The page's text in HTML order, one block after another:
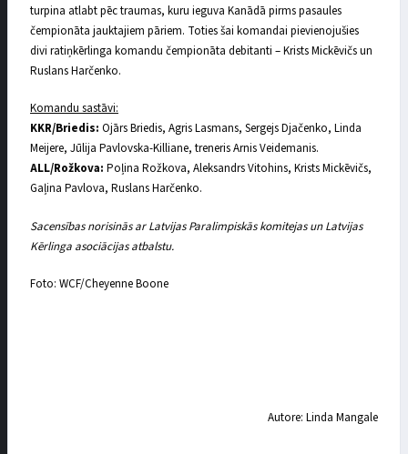
turpina atlabt pēc traumas, kuru ieguva Kanādā pirms pasaules
čempionāta jauktajiem pāriem. Toties šai komandai pievienojušies
divi ratiņkērlinga komandu čempionāta debitanti – Krists Mickēvičs un
Ruslans Harčenko.
Komandu sastāvi:
KKR/Briedis: Ojārs Briedis, Agris Lasmans, Sergejs Djačenko, Linda
Meijere, Jūlija Pavlovska-Killiane, treneris Arnis Veidemanis.
ALL/Rožkova: Poļina Rožkova, Aleksandrs Vitohins, Krists Mickēvičs,
Gaļina Pavlova, Ruslans Harčenko.
Sacensības norisinās ar Latvijas Paralimpiskās komitejas un Latvijas
Kērlinga asociācijas atbalstu.
Foto: WCF/Cheyenne Boone
Autore: Linda Mangale